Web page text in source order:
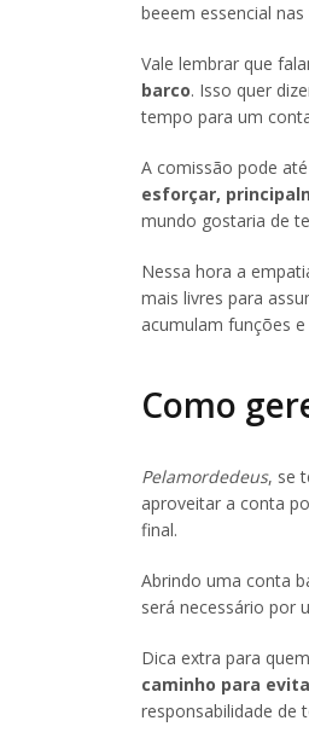
beeem essencial
Vale lembrar que
barco. Isso quer
tempo para um
A comissão pode
esforçar,
mundo gostaria de
Nessa hora a
mais livres para
acumulam funções
Como
Pelamordedeus, se
aproveitar a conta
final.
Abrindo uma conta
será necessário por
Dica extra para
caminho para
responsabilidade de